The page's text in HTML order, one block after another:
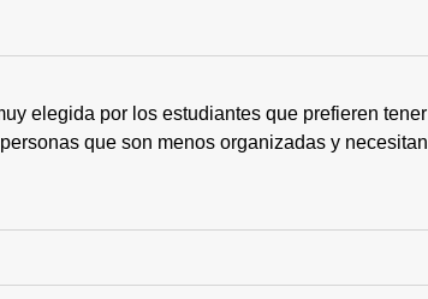
elegida por los estudiantes que prefieren tener
que son menos organizadas y necesitan